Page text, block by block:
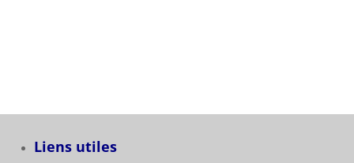
Liens utiles